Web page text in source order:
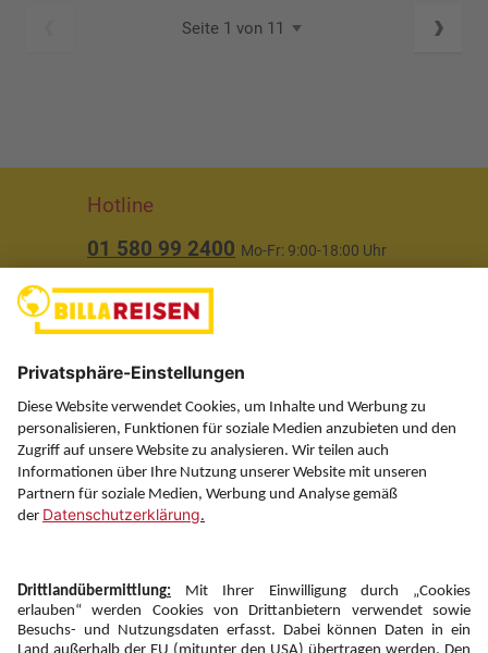
Seite 1 von 11
Hotline
01 580 99 2400 Mo-Fr: 9:00-18:00 Uhr
Über uns
Service
Information
Folgen Sie uns auf
Newsletter: